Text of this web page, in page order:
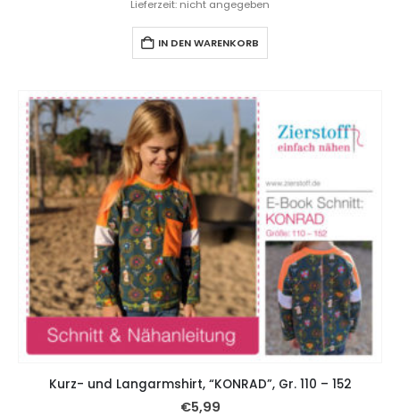
Lieferzeit: nicht angegeben
IN DEN WARENKORB
Kurz- und Langarmshirt, “KONRAD”, Gr. 110 – 152
€5,99